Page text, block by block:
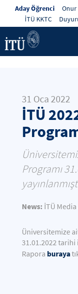
Aday Öğrenci
İTÜ KKTC
31 Oca 2022
İTÜ
Programı
News: İTÜ
Üniversitemize
31.01.2022 tarihi
Rapora buraya